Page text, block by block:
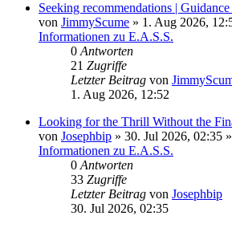
Seeking recommendations |
von JimmyScume » 1. Aug 2026,
Informationen zu E.A.S.S.
0Antworten
21 Zugriffe
Letzter Beitrag von
1. Aug 2026, 12:52
Looking for the Thrill Without the
von Josephbip » 30. Jul 2026, 02:35
Informationen zu E.A.S.S.
0Antworten
33 Zugriffe
Letzter Beitrag von Josephbip
30. Jul 2026, 02:35